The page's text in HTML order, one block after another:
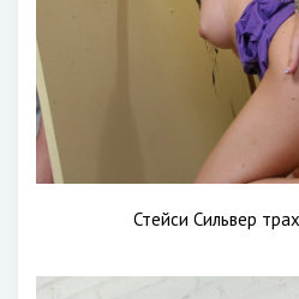
Стейси Сильвер